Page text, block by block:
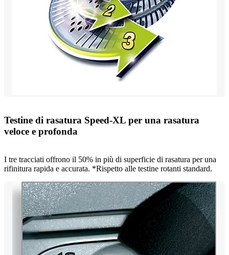
Testine di rasatura Speed-XL per una rasatura
veloce e profonda
I tre tracciati offrono il 50% in più di superficie di rasatura per una
rifinitura rapida e accurata. *Rispetto alle testine rotanti standard.